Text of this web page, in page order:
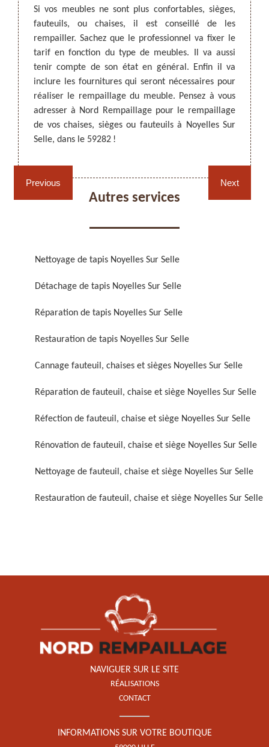
ARTISAN DEZITTER, REMPAILLAGE -
CANNAGE - RECOLLAGE, 59 NORD
chaises et sièges 59
Cannage fauteuil, chaises
et sièges 59
chaise et siège 59
chaise et siège 59
Rénovation de fauteuil,
Nettoyage de fauteuil,
Previous
être
de
Si
à
qui
a la
des
Si vos meubles ne sont plus confortables, sièges,
fauteuils, ou chaises, il est conseillé de les
rempailler. Sachez que le professionnel va fixer le
tarif en fonction du type de meubles. Il va aussi
tenir compte de son état en général. Enfin il va
inclure les fournitures qui seront nécessaires pour
réaliser le rempaillage du meuble. Pensez à vous
adresser à Nord Rempaillage pour le rempaillage
de vos chaises, sièges ou fauteuils à Noyelles Sur
Selle, dans le 59282 !
Pour
est
à
Next
Autres services
Nettoyage de tapis Noyelles Sur Selle
Détachage de tapis Noyelles Sur Selle
Réparation de tapis Noyelles Sur Selle
Restauration de tapis Noyelles Sur Selle
Cannage fauteuil, chaises et sièges Noyelles Sur Selle
Réparation de fauteuil, chaise et siège Noyelles Sur Selle
Réfection de fauteuil, chaise et siège Noyelles Sur Selle
Rénovation de fauteuil, chaise et siège Noyelles Sur Selle
Nettoyage de fauteuil, chaise et siège Noyelles Sur Selle
Restauration de fauteuil, chaise et siège Noyelles Sur Selle
NAVIGUER SUR LE SITE
RÉALISATIONS
CONTACT
INFORMATIONS SUR VOTRE BOUTIQUE